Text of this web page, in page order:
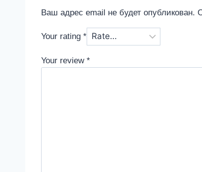
Ваш адрес email не будет опубликован.
Your rating *
Your review *